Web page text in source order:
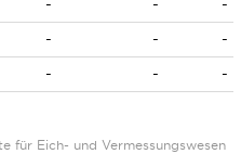
- -
-
- -
-
- - -
für Eich- und Vermessungswesen